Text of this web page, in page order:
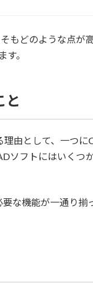
もどのような点が
す。
と
由として、一つに
ソフトにはいくつ
な機能が一通り揃